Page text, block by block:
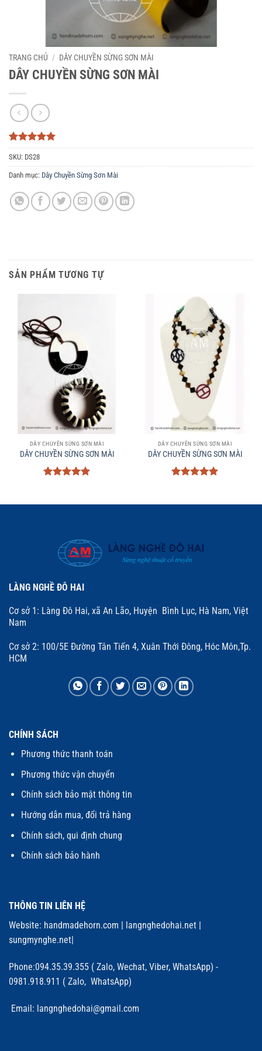
TRANG CHỦ / DÂY CHUYỀN SỪNG SƠN MÀI
DÂY CHUYỀN SỪNG SƠN MÀI
5trên 5
dựa trên
3
đánh giá
SKU: DS28
Danh mục: Dây Chuyền Sừng Sơn Mài
SẢN PHẨM TƯƠNG TỰ
DÂY CHUYỀN SỪNG SƠN MÀI
DÂY CHUYỀN SỪNG SƠN MÀI
sao
DÂY CHUYỀN SỪNG SƠN MÀI
DÂY CHUYỀN SỪNG SƠN MÀI
sao
LÀNG NGHỀ ĐÔ HAI
Cơ sở 1: Làng Đô Hai, xã An Lão, Huyện Bình Lục, Hà Nam, Việt
Nam
Cơ sở 2: 100/5E Đường Tân Tiến 4, Xuân Thới Đông, Hóc Môn,Tp.
HCM
CHÍNH SÁCH
Phương thức thanh toán
Phương thức vận chuyển
Chính sách bảo mật thông tin
Hướng dẫn mua, đổi trả hàng
Chính sách, qui định chung
Chính sách bảo hành
THÔNG TIN LIÊN HỆ
Website: handmadehorn.com | langnghedohai.net |
sungmynghe.net|
Phone:094.35.39.355 ( Zalo, Wechat, Viber, WhatsApp) -
0981.918.911 ( Zalo, WhatsApp)
Email: langnghedohai@gmail.com